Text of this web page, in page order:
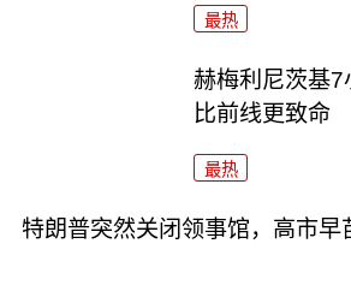
最热
赫梅利尼茨基7
比前线更致命
最热
特朗普突然关闭领事馆，高市早